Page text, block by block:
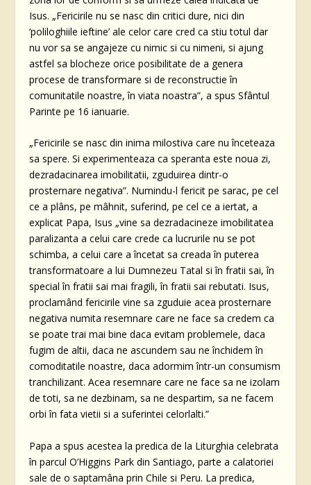
Isus. „Fericirile nu se nasc din critici dure, nici din
‘poliloghiile ieftine’ ale celor care cred ca stiu totul dar
nu vor sa se angajeze cu nimic si cu nimeni, si ajung
astfel sa blocheze orice posibilitate de a genera
procese de transformare si de reconstructie în
comunitatile noastre, în viata noastra”, a spus Sfântul
Parinte pe 16 ianuarie.
„Fericirile se nasc din inima milostiva care nu înceteaza
sa spere. Si experimenteaza ca speranta este noua zi,
dezradacinarea imobilitatii, zguduirea dintr-o
prosternare negativa”. Numindu-l fericit pe sarac, pe cel
ce a plâns, pe mâhnit, suferind, pe cel ce a iertat, a
explicat Papa, Isus „vine sa dezradacineze imobilitatea
paralizanta a celui care crede ca lucrurile nu se pot
schimba, a celui care a încetat sa creada în puterea
transformatoare a lui Dumnezeu Tatal si în fratii sai, în
special în fratii sai mai fragili, în fratii sai rebutati. Isus,
proclamând fericirile vine sa zguduie acea prosternare
negativa numita resemnare care ne face sa credem ca
se poate trai mai bine daca evitam problemele, daca
fugim de altii, daca ne ascundem sau ne închidem în
comoditatile noastre, daca adormim într-un consumism
tranchilizant. Acea resemnare care ne face sa ne izolam
de toti, sa ne dezbinam, sa ne despartim, sa ne facem
orbi în fata vietii si a suferintei celorlalti.”
Papa a spus acestea la predica de la Liturghia celebrata
în parcul O’Higgins Park din Santiago, parte a calatoriei
sale de o saptamâna prin Chile si Peru. La predica,